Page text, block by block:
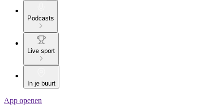
Podcasts
Live sport
In je buurt
App openen